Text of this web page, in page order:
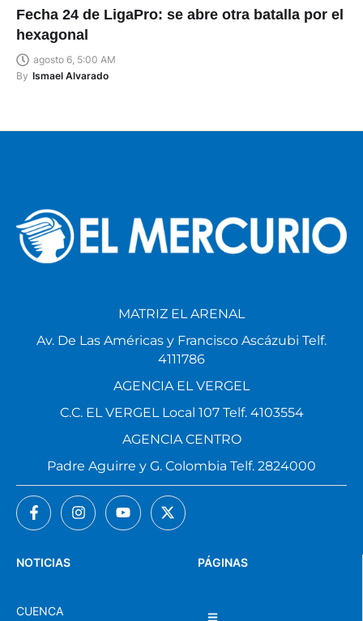
Fecha 24 de LigaPro: se abre otra batalla por el
hexagonal
agosto 6, 5:00 AM
By Ismael Alvarado
PÁGINAS
NOTICIAS
CUENCA
MATRIZ EL ARENAL
Av. De Las Américas y Francisco Ascázubi Telf.
4111786
AGENCIA EL VERGEL
C.C. EL VERGEL Local 107 Telf. 4103554
AGENCIA CENTRO
Padre Aguirre y G. Colombia Telf. 2824000